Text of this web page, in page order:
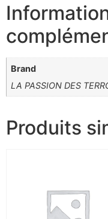
Brand
LA PASSION DES
Produits